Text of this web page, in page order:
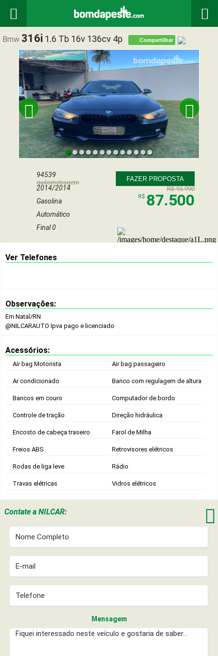
 
Bmw 316i 1.6 Tb 16v 136cv 4p Compartilhar
 
94539
quilometragem
2014/2014
Gasolina
Automático
Final 0
FAZER PROPOSTA
R$ 87.500
R$ 93.990
Ver Telefones
Observações:
Em Natal/RN
@NILCARAUTO Ipva pago e licenciado
Acessórios:
Air bag Motorista Air bag passageiro
Ar condicionado Banco com regulagem de altura
Bancos em couro Computador de bordo
Controle de tração Direção hidráulica
Encosto de cabeça traseiro Farol de Milha
Freios ABS Retrovisores elétricos
Rodas de liga leve Rádio
Travas elétricas Vidros elétricos
Contate a NILCAR: 
Mensagem